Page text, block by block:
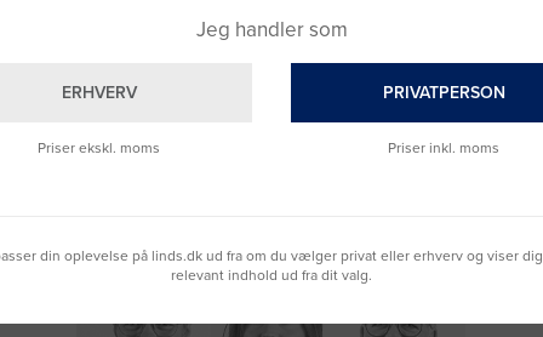
Jeg handler som
ERHVERV
Priser ekskl. moms
PRIVATPERSON
Priser inkl. moms
din oplevelse på linds.dk ud fra om du vælger privat eller erhverv og viser
relevant indhold ud fra dit valg.